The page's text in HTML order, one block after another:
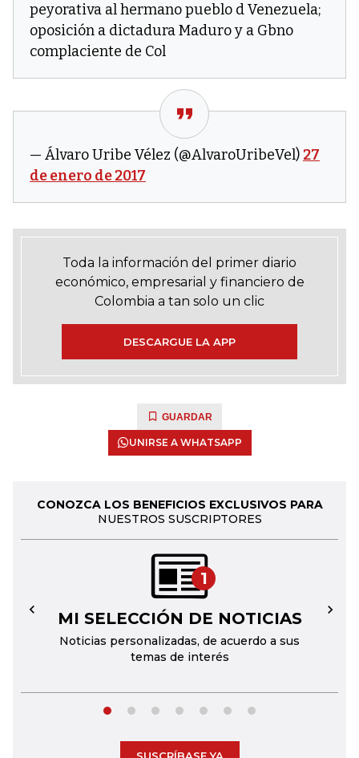
peyorativa al hermano pueblo d Venezuela;
oposición a dictadura Maduro y a Gbno
complaciente de Col
— Álvaro Uribe Vélez (@AlvaroUribeVel) 27
de enero de 2017
Toda la información del primer diario
económico, empresarial y financiero de
Colombia a tan solo un clic
DESCARGUE LA APP
GUARDAR
UNIRSE A WHATSAPP
CONOZCA LOS BENEFICIOS EXCLUSIVOS PARA
NUESTROS SUSCRIPTORES
1
MI SELECCIÓN DE NOTICIAS
Noticias personalizadas, de acuerdo a sus
temas de interés
← →